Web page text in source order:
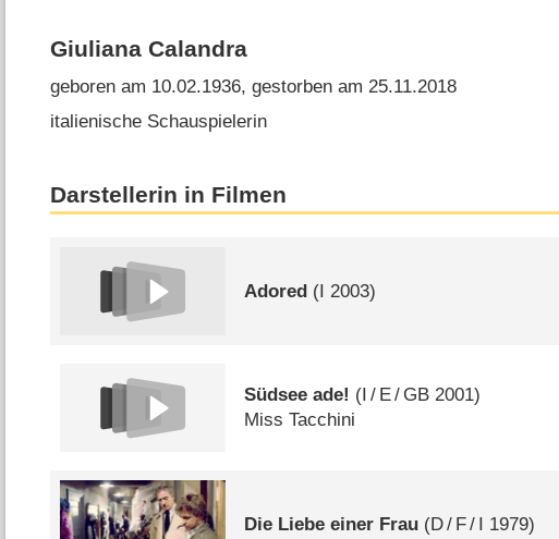
Giuliana Calandra
geboren am 10.02.1936, gestorben am 25.11.2018
italienische Schauspielerin
Darstellerin in Filmen
Adored (I 2003)
Südsee ade! ( / E/ GB 2001)
Miss Tacchini
Die Liebe einer Frau (D/ F/ I 1979)